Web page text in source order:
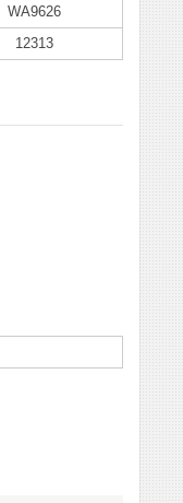
WA9626
12313